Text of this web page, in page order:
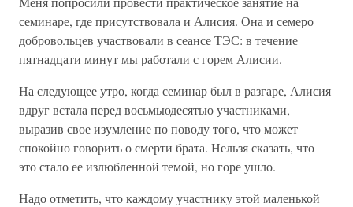
семинаре, где присутствовала и Алисия. Она и семеро
добровольцев участвовали в сеансе ТЭС: в течение
пятнадцати минут мы работали с горем Алисии.
На следующее утро, когда семинар был в разгаре, Алисия
вдруг встала перед восьмьюдесятью участниками,
выразив свое изумление по поводу того, что может
спокойно говорить о смерти брата. Нельзя сказать, что
это стало ее излюбленной темой, но горе ушло.
Надо отметить, что каждому участнику этой маленькой